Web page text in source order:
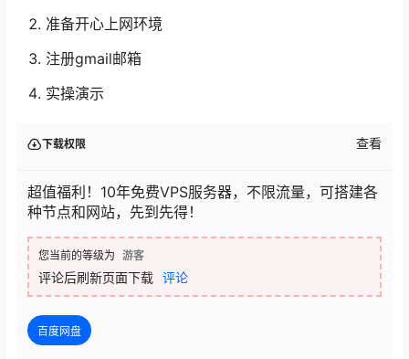
准备开心上网环境
注册gmail邮箱
实操演示
下载权限 查看
超值福利！10年免费VPS服务器，不限流量，可搭建各
种节点和网站，先到先得！
您当前的等级为 游客
评论后刷新页面下载 评论
百度网盘